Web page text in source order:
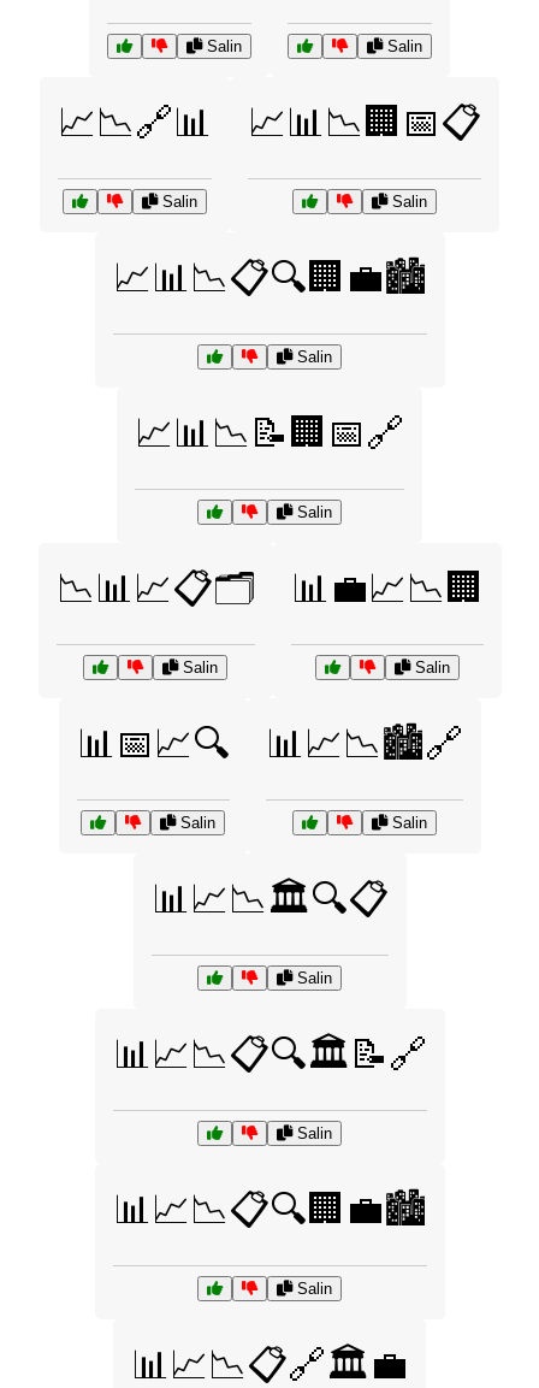
Salin Salin
📈📉🔗📊
Salin
📈📊📉🏢📅📋
Salin
📈📊📉📋🔍🏢💼🏙️
Salin
📈📊📉📝🏢📅🔗
Salin
📉📊📈📋🗂️
Salin
📊💼📈📉🏢
Salin
📊📅📈🔍
Salin
📊📈📉🏙️🔗
Salin
📊📈📉🏛️🔍📋
Salin
📊📈📉📋🔍🏛️📝🔗
Salin
📊📈📉📋🔍🏢💼🏙️
Salin
📊📈📉📋🔗🏛️💼